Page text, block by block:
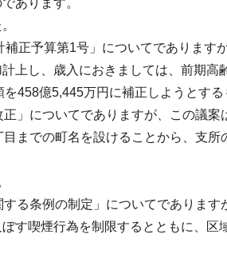
あります。
正予算第1号」についてであります
上し、歳入におきましては、前期高
458億5,445万円に補正しようとする
」についてでありますが、この議案
までの町名を設けることから、支所
る条例の制定」についてであります
す喫煙行為を制限するとともに、区